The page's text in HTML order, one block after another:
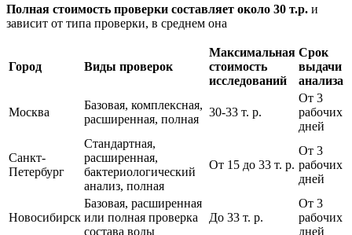
Полная стоимость проверки составляет около 30 т.р. и
зависит от типа проверки, в среднем она
Город Виды проверок
Максимальная
стоимость
исследований
Срок
выдачи
анализа
Москва
Базовая, комплексная,
расширенная, полная
30-33 т. р.
От 3
рабочих
дней
Санкт-
Петербург
Стандартная,
расширенная,
бактериологический
анализ, полная
От 15 до 33 т. р.
От 3
рабочих
дней
Новосибирск
Базовая, расширенная
или полная проверка
состава воды
До 33 т. р.
От 3
рабочих
дней